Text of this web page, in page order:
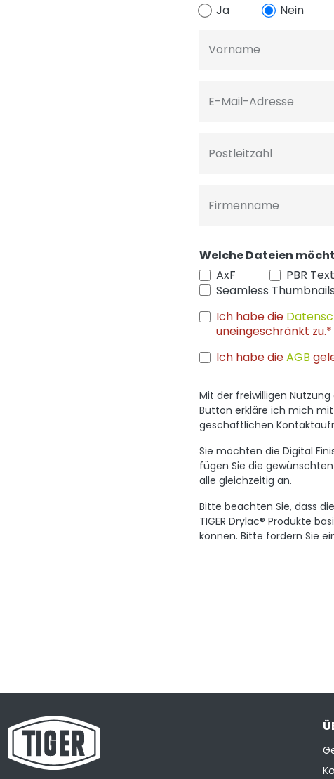
Ja
Nein
Vorname
E-Mail-Adresse
Postleitzahl
Firmenname
Welche Dateien
AxF
PBR
Seamless Thumbnails
Ich habe die
uneingeschränkt zu.*
Ich habe dieAGB
Mit der freiwilligen
Button erkläre ich mich
geschäftlichen
Sie möchten die Digital
fügen Sie die
alle gleichzeitig an.
Bitte beachten Sie, dass
TIGER Drylac® Produkte
können. Bitte fordern Sie